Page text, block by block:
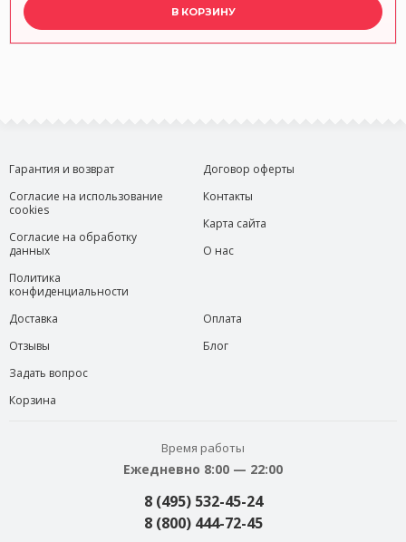
В КОРЗИНУ
Гарантия и возврат
Согласие на использование
cookies
Согласие на обработку
данных
Политика
конфиденциальности
Договор оферты
Контакты
Карта сайта
О нас
Доставка
Отзывы
Задать вопрос
Корзина
Оплата
Блог
Время работы
Ежедневно 8:00 — 22:00
8 (495) 532-45-24
8 (800) 444-72-45